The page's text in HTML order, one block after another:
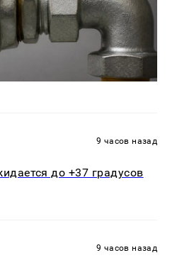
9 часов назад
до +37 градусов
9 часов назад